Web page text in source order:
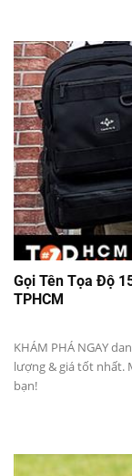
Gọi Tên Tọa Độ
TPHCM
KHÁM PHÁ NGAY
lượng & giá tốt nhất.
bạn!